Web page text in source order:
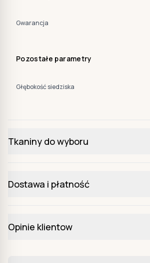
Gwarancja
Pozostałe parametry
Głębokość siedziska
Tkaniny do wyboru
Dostawa i płatność
Opinie klientow